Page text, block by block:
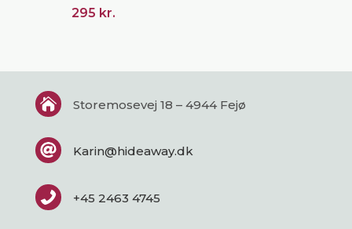
295 kr.
 Storemosevej 18 – 4944 Fejø
 Karin@hideaway.dk
 +45 2463 4745